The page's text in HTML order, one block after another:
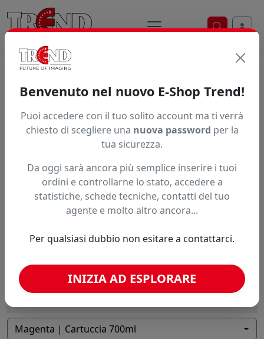
Ricerca
INCHIOSTRO BROTHER RESINA LATEX
Magenta | Cartuccia 700ml
Benvenuto nel nuovo E-Shop Trend!
Puoi accedere con il tuo solito account ma ti verrà
chiesto di scegliere una nuova password per la
tua sicurezza.
Da oggi sarà ancora più semplice inserire i tuoi
ordini e controllarne lo stato, accedere a
statistiche, schede tecniche, contatti del tuo
agente e molto altro ancora...
Per qualsiasi dubbio non esitare a contattarci.
INIZIA AD ESPLORARE